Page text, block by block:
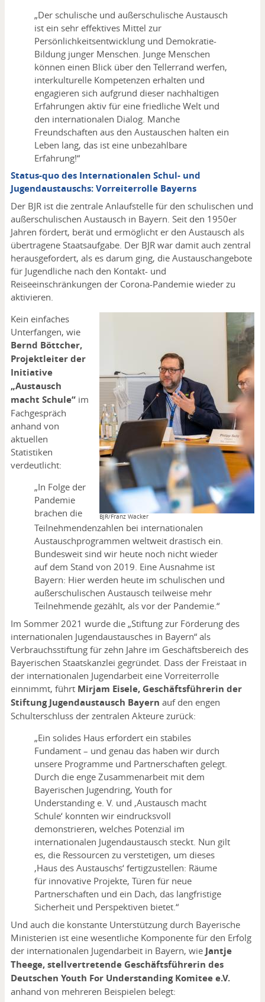
„Der schulische und außerschulische Austausch
ist ein sehr effektives Mittel zur
Persönlichkeitsentwicklung und Demokratie-
Bildung junger Menschen. Junge Menschen
können einen Blick über den Tellerrand werfen,
interkulturelle Kompetenzen erhalten und
engagieren sich aufgrund dieser nachhaltigen
Erfahrungen aktiv für eine friedliche Welt und
den internationalen Dialog. Manche
Freundschaften aus den Austauschen halten ein
Leben lang, das ist eine unbezahlbare
Erfahrung!“
Status-quo des Internationalen Schul- und
Jugendaustauschs: Vorreiterrolle Bayerns
Der BJR ist die zentrale Anlaufstelle für den schulischen und
außerschulischen Austausch in Bayern. Seit den 1950er
Jahren fördert, berät und ermöglicht er den Austausch als
übertragene Staatsaufgabe. Der BJR war damit auch zentral
herausgefordert, als es darum ging, die Austauschangebote
für Jugendliche nach den Kontakt- und
Reiseeinschränkungen der Corona-Pandemie wieder zu
aktivieren.
Copyright
BJR/Franz Wacker
Kein einfaches
Unterfangen, wie
Bernd Böttcher,
Projektleiter der
Initiative
„Austausch
macht Schule“im
Fachgespräch
anhand von
aktuellen
Statistiken
verdeutlicht:
„In Folge der
Pandemie
brachen die
Teilnehmendenzahlen bei internationalen
Austauschprogrammen weltweit drastisch ein.
Bundesweit sind wir heute noch nicht wieder
auf dem Stand von 2019. Eine Ausnahme ist
Bayern: Hier werden heute im schulischen und
außerschulischen Austausch teilweise mehr
Teilnehmende gezählt, als vor der Pandemie.“
Im Sommer 2021 wurde die „Stiftung zur Förderung des
internationalen Jugendaustausches in Bayern“ als
Verbrauchsstiftung für zehn Jahre im Geschäftsbereich des
Bayerischen Staatskanzlei gegründet. Dass der Freistaat in
der internationalen Jugendarbeit eine Vorreiterrolle
einnimmt, führt Mirjam Eisele, Geschäftsführerin der
Stiftung Jugendaustausch Bayern auf den engen
Schulterschluss der zentralen Akteure zurück:
„Ein solides Haus erfordert ein stabiles
Fundament – und genau das haben wir durch
unsere Programme und Partnerschaften gelegt.
Durch die enge Zusammenarbeit mit dem
Bayerischen Jugendring, Youth for
Understanding e. V. und ‚Austausch macht
Schule‘ konnten wir eindrucksvoll
demonstrieren, welches Potenzial im
internationalen Jugendaustausch steckt. Nun gilt
es, die Ressourcen zu verstetigen, um dieses
‚Haus des Austauschs‘ fertigzustellen: Räume
für innovative Projekte, Türen für neue
Partnerschaften und ein Dach, das langfristige
Sicherheit und Perspektiven bietet.“
Und auch die konstante Unterstützung durch Bayerische
Ministerien ist eine wesentliche Komponente für den Erfolg
der internationalen Jugendarbeit in Bayern, wie Jantje
Theege, stellvertretende Geschäftsführerin des
Deutschen Youth For Understanding Komitee e.V.
anhand von mehreren Beispielen belegt: